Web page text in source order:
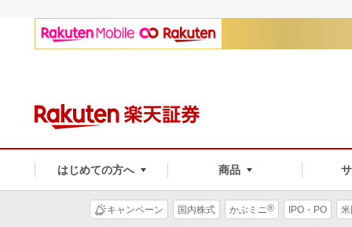
はじめての方へ 商品
キャンペーン 国内株式 かぶミニ® IPO・PO